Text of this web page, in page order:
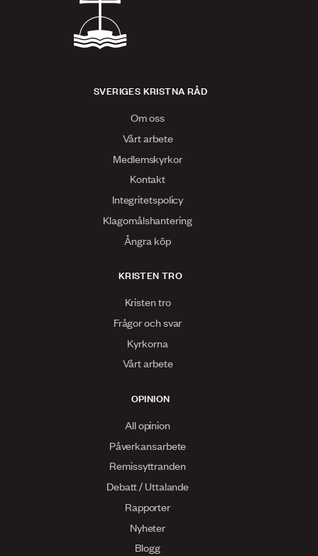
SVERIGES KRISTNA RÅD
Om oss
Vårt arbete
Medlemskyrkor
Kontakt
Integritetspolicy
Klagomålshantering
Ångra köp
KRISTEN TRO
Kristen tro
Frågor och svar
Kyrkorna
Vårt arbete
OPINION
All opinion
Påverkansarbete
Remissyttranden
Debatt / Uttalande
Rapporter
Nyheter
Blogg